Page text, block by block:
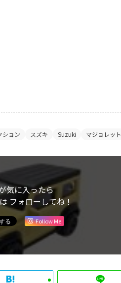
ション スズキ Suzuki マジョレット
気に入ったら
フォローしてね！
Follow Me